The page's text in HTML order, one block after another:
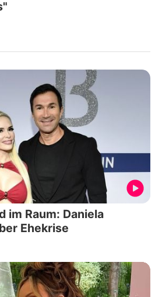
im Raum: Daniela
Ehekrise